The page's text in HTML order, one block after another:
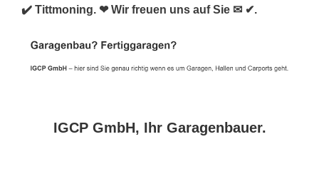
✔️ Tittmoning. ❤ Wir freuen uns auf Sie ✉ ✔.
IGCP GmbH, Ihr Garagenbauer.